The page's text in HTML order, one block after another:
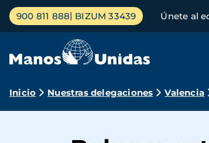
Pasar
contenido
Menú
principal
900 811 888 BIZUM 33439 Únete al
Ruta
Inicio Nuestras delegaciones Valencia